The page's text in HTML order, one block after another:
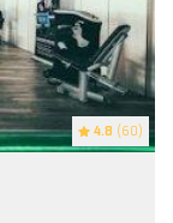
4.8 (60)